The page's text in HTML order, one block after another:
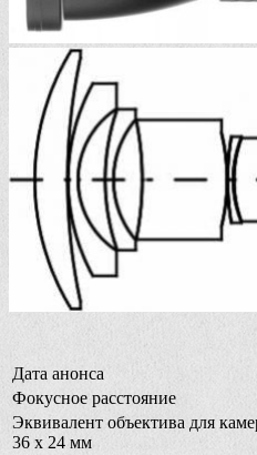
Дата анонса
Фокусное расстояние
Эквивалент объектива для
36 х 24 мм